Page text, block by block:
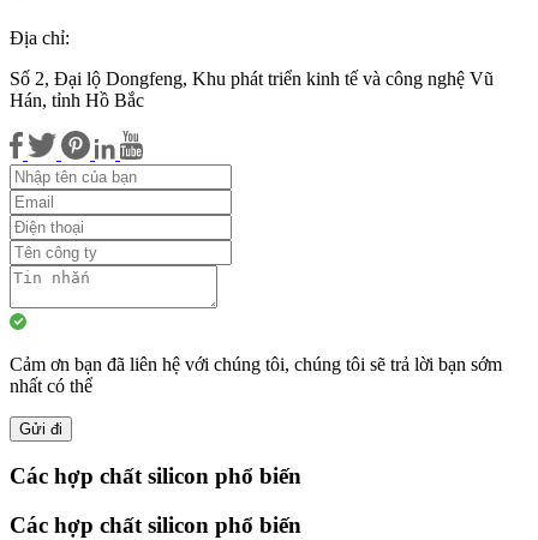
Địa chỉ:
Số 2, Đại lộ Dongfeng, Khu phát triển kinh tế và công nghệ Vũ
Hán, tỉnh Hồ Bắc
Cảm ơn bạn đã liên hệ với chúng tôi, chúng tôi sẽ trả lời bạn sớm
nhất có thể
Gửi đi
Các hợp chất silicon phổ biến
Các hợp chất silicon phổ biến